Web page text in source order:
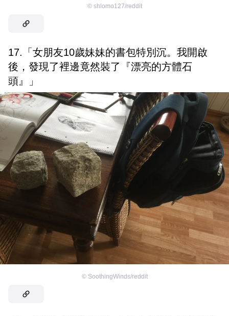
© shlomo127/reddit
17.「女朋友10歲妹妹的書包特別沉。我開啟
後，發現了裡邊竟然裝了『漂亮的方體石
頭』」
© SoothingWinds/reddit